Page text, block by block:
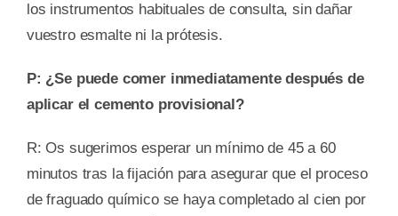
los instrumentos habituales de consulta, sin dañar
vuestro esmalte ni la prótesis.
P: ¿Se puede comer inmediatamente después de
aplicar el cemento provisional?
R: Os sugerimos esperar un mínimo de 45 a 60
minutos tras la fijación para asegurar que el proceso
de fraguado químico se haya completado al cien por